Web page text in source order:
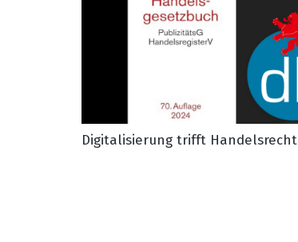
Digitalisierung trifft Handelsrecht